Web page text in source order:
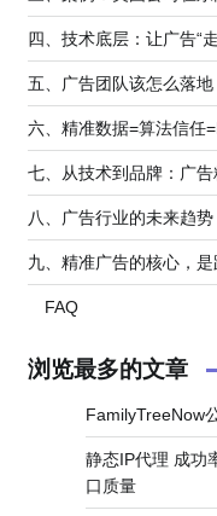
四、技术底层：让广告“
五、广告团队该怎么落
六、精准数据=算法信任
七、从技术到品牌：广告
八、广告行业的未来趋势
九、精准广告的核心，
FAQ
浏览最多的文章
FamilyTreeNow
静态IP代理 成功
口质量